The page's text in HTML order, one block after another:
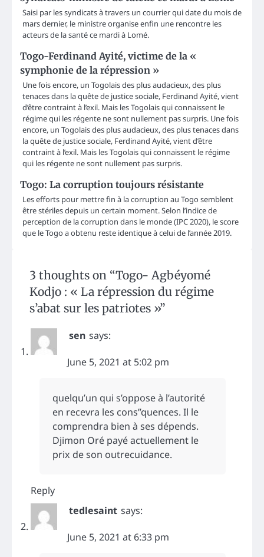
Saisi par les syndicats à travers un courrier qui date du mois de
mars dernier, le ministre organise enfin une rencontre les
acteurs de la santé ce mardi à Lomé.
Togo-Ferdinand Ayité, victime de la «
symphonie de la répression »
Une fois encore, un Togolais des plus audacieux, des plus
tenaces dans la quête de justice sociale, Ferdinand Ayité, vient
d’être contraint à l’exil. Mais les Togolais qui connaissent le
régime qui les régente ne sont nullement pas surpris. Une fois
encore, un Togolais des plus audacieux, des plus tenaces dans
la quête de justice sociale, Ferdinand Ayité, vient d’être
contraint à l’exil. Mais les Togolais qui connaissent le régime
qui les régente ne sont nullement pas surpris.
Togo: La corruption toujours résistante
Les efforts pour mettre fin à la corruption au Togo semblent
être stériles depuis un certain moment. Selon l’indice de
perception de la corruption dans le monde (IPC 2020), le score
que le Togo a obtenu reste identique à celui de l’année 2019.
3 thoughts on “Togo- Agbéyomé
Kodjo : « La répression du régime
s’abat sur les patriotes »”
sen says:
June 5, 2021 at 5:02 pm
quelqu’un qui s’oppose à l’autorité
en recevra les cons”quences. Il le
comprendra bien à ses dépends.
Djimon Oré payé actuellement le
prix de son outrecuidance.
Reply
tedlesaint says:
June 5, 2021 at 6:33 pm